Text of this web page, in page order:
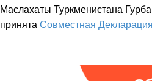
Маслахаты Туркменистана
принята Совместная Декларация